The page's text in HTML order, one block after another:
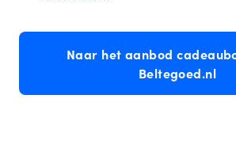
Naar het aanbod
Beltegoed.nl